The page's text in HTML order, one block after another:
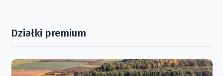
Działki premium